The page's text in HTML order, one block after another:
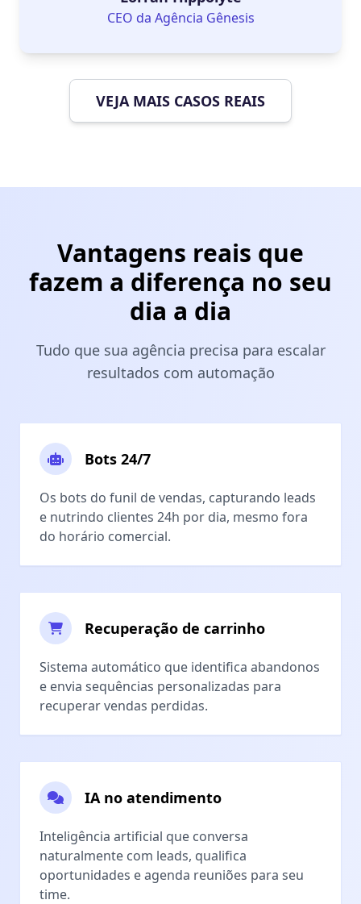
CEO da Agência Gênesis
VEJA MAIS CASOS REAIS
Vantagens reais que
fazem a diferença no seu
dia a dia
Tudo que sua agência precisa para escalar
resultados com automação
Bots 24/7
Os bots do funil de vendas, capturando leads
e nutrindo clientes 24h por dia, mesmo fora
do horário comercial.
Recuperação de carrinho
Sistema automático que identifica abandonos
e envia sequências personalizadas para
recuperar vendas perdidas.
IA no atendimento
Inteligência artificial que conversa
naturalmente com leads, qualifica
oportunidades e agenda reuniões para seu
time.